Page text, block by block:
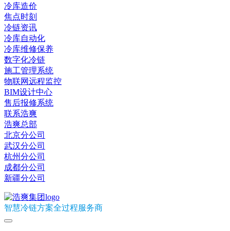
冷库造价
焦点时刻
冷链资讯
冷库自动化
冷库维修保养
数字化冷链
施工管理系统
物联网远程监控
BIM设计中心
售后报修系统
联系浩爽
浩爽总部
北京分公司
武汉分公司
杭州分公司
成都分公司
新疆分公司
智慧冷链方案全过程服务商